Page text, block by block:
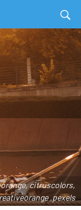
citruscolors,
.pexels